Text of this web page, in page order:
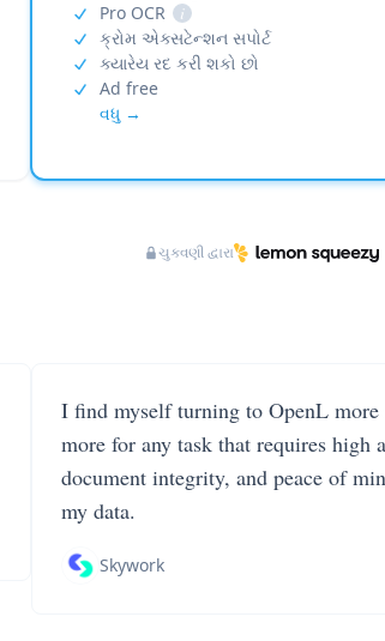
Pro OCR
i
ક્રોમ એક્સટેન્શન સપોર્ટ
ક્યારેય રદ કરી શકો છો
Ad free
વધુ →
ચુકવણી દ્વારા
I find myself turning to OpenL more
more for any task that requires high
document integrity, and peace of
my data.
Skywork